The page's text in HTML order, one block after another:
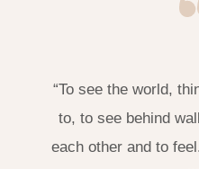
“To see the world,
to, to see behind
each other and to